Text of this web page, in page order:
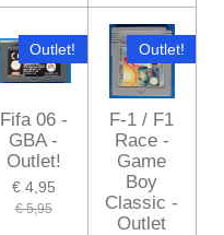
Outlet!
Fifa 06 -
GBA -
Outlet!
€ 4,95
€ 5,95
Outlet!
F-1 / F1
Race -
Game
Boy
Classic -
Outlet